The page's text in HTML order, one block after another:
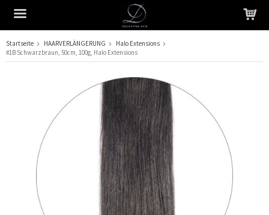
Das Produkt wurde in Ihren Warenkorb gelegt
Startseite HAARVERLÄNGERUNG
Halo Extensions
#1B Schwarzbraun, 50cm, 100g, Halo Extensions